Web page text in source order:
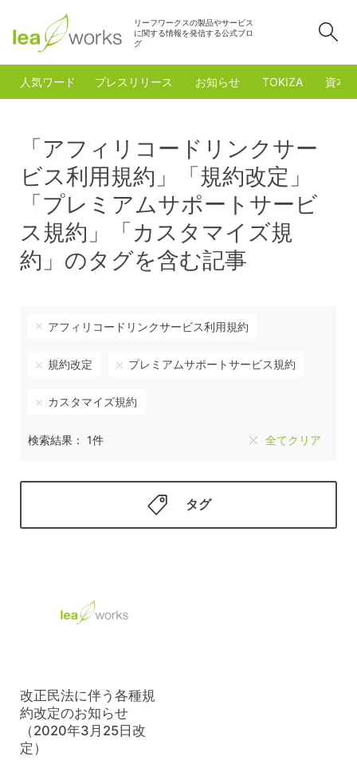
リーフワークスの製品やサービス
に関する情報を発信する公式ブロ
グ
人気ワード プレスリリース お知らせ TOKIZA 資本
「アフィリコードリンクサー
ビス利用規約」「規約改定」
「プレミアムサポートサービ
ス規約」「カスタマイズ規
約」のタグを含む記事
アフィリコードリンクサービス利用規約
規約改定 プレミアムサポートサービス規約
カスタマイズ規約
検索結果： 1件 全てクリア
タグ
改正民法に伴う各種規
約改定のお知らせ
（2020年3月25日改
定）